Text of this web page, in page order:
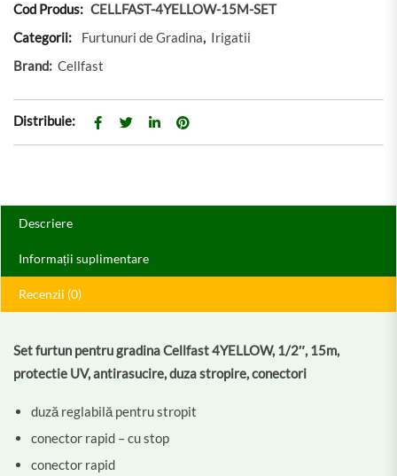
Cod Produs: CELLFAST-4YELLOW-15M-SET
Categorii:
Furtunuri de Gradina, Irigatii
Brand: Cellfast
Distribuie:
Descriere
Informații suplimentare
Recenzii (0)
Set furtun pentru gradina Cellfast 4YELLOW, 1/2″, 15m,
protectie UV, antirasucire, duza stropire, conectori
duză reglabilă pentru stropit
conector rapid – cu stop
conector rapid